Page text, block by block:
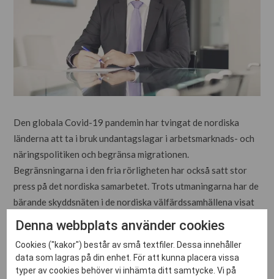
Den globala Covid-19 pandemin har tvingat de nordiska
länderna att ta i bruk undantagslagar i arbetsmarknads- och
näringspolitiken och begränsa migrationen.
Begränsningarna i den fria rörligheten har också satt stor
press på det nordiska samarbetet. Trots utmaningarna har de
bärande skyddsnäten i de nordiska välfärdssamhällena visat
sig vara uthålliga och bära över krisen. Vår starka tradition
av partsförhandlingar, samarbete och avtalskultur har
möjliggjort att vi på arbetsmarknaden hittat flexibla
lösningar för att reagera på krisens effekter snabbt och
Denna webbplats använder cookies
Cookies ("kakor") består av små textfiler. Dessa innehåller
data som lagras på din enhet. För att kunna placera vissa
typer av cookies behöver vi inhämta ditt samtycke. Vi på